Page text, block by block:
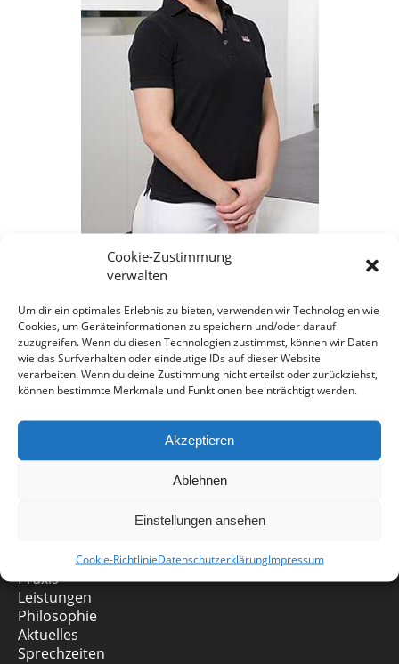
Cookie-Zustimmung
verwalten
Um dir ein optimales Erlebnis zu bieten, verwenden wir Technologien wie
Cookies, um Geräteinformationen zu speichern und/oder darauf
zuzugreifen. Wenn du diesen Technologien zustimmst, können wir Daten
wie das Surfverhalten oder eindeutige IDs auf dieser Website
verarbeiten. Wenn du deine Zustimmung nicht erteilst oder zurückziehst,
können bestimmte Merkmale und Funktionen beeinträchtigt werden.
Akzeptieren
Ablehnen
Einstellungen ansehen
Cookie-RichtlinieDatenschutzerklärungImpressum
ZAHNARZTPRAXIS
Praxis
Leistungen
Philosophie
Aktuelles
Sprechzeiten